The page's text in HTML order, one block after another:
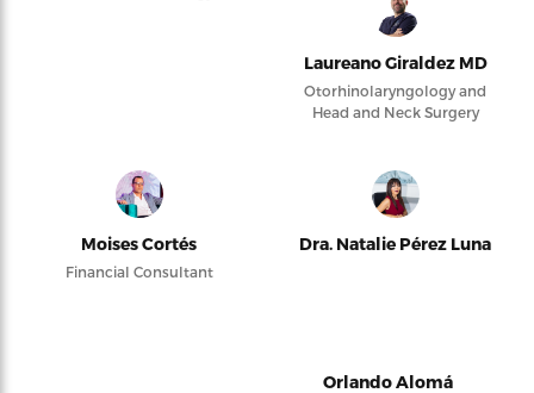
Laureano Giraldez MD
Otorhinolaryngology and
Head and Neck Surgery
Moises Cortés
Financial Consultant
Dra. Natalie Pérez Luna
Orlando Alomá